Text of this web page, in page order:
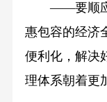
——要顺应
惠包容的经济
便利化，解决
理体系朝着更